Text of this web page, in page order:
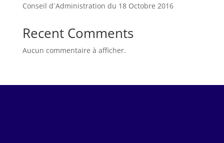
Conseil d´Administration du 18 Octobre 2016
Recent Comments
Aucun commentaire à afficher.